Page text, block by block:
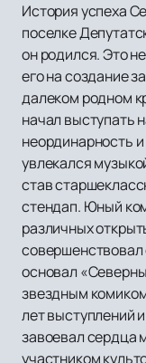
История успеха
поселке
он родился. Это
его на создание
далеком родном
начал выступать
неординарность
увлекался
став
стендап. Юный
различных
совершенствовал
основал
звездным
лет выступлений
завоевал сердца
участником